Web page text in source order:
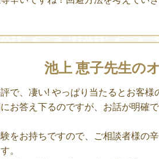
池上 恵子先生の
で、凄い! やっぱり当たるとお客様
お答え下るのですが、お話が明確
をお持ちですので、ご相談者様の
。